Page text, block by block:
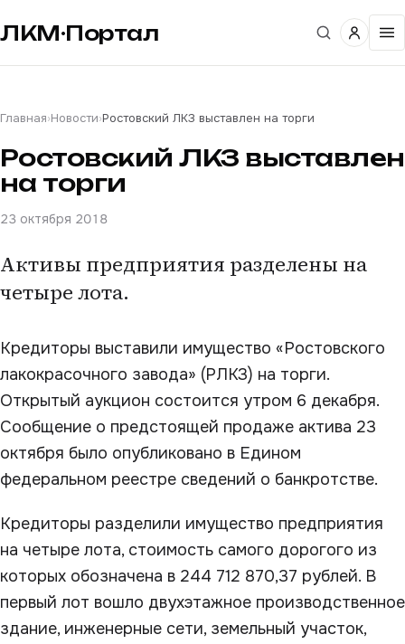
ЛКМ·Портал
Главная›Новости›Ростовский ЛКЗ выставлен на торги
Ростовский ЛКЗ выставлен
на торги
23 октября 2018
Активы предприятия разделены на
четыре лота.
Кредиторы выставили имущество «Ростовского
лакокрасочного завода» (РЛКЗ) на торги.
Открытый аукцион состоится утром 6 декабря.
Сообщение о предстоящей продаже актива 23
октября было опубликовано в Едином
федеральном реестре сведений о банкротстве.
Кредиторы разделили имущество предприятия
на четыре лота, стоимость самого дорогого из
которых обозначена в 244 712 870,37 рублей. В
первый лот вошло двухэтажное производственное
здание, инженерные сети, земельный участок,